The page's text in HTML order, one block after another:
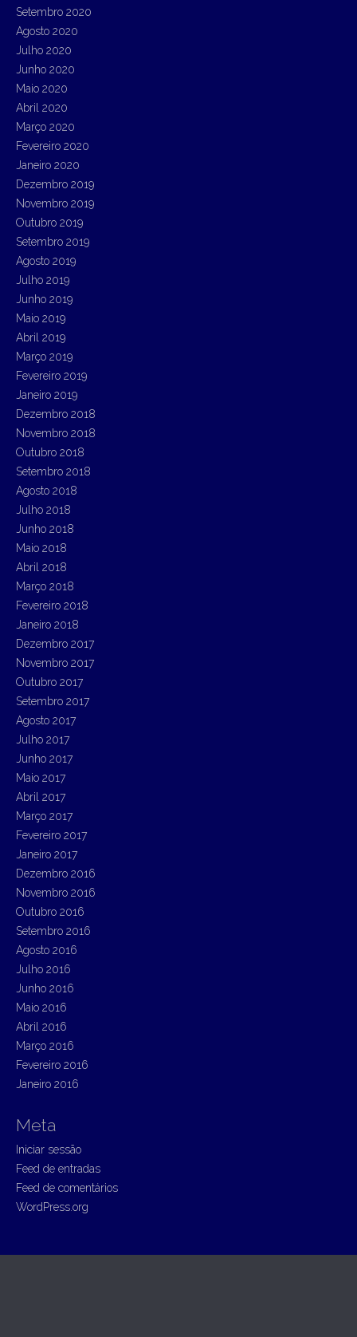
Setembro 2020
Agosto 2020
Julho 2020
Junho 2020
Maio 2020
Abril 2020
Março 2020
Fevereiro 2020
Janeiro 2020
Dezembro 2019
Novembro 2019
Outubro 2019
Setembro 2019
Agosto 2019
Julho 2019
Junho 2019
Maio 2019
Abril 2019
Março 2019
Fevereiro 2019
Janeiro 2019
Dezembro 2018
Novembro 2018
Outubro 2018
Setembro 2018
Agosto 2018
Julho 2018
Junho 2018
Maio 2018
Abril 2018
Março 2018
Fevereiro 2018
Janeiro 2018
Dezembro 2017
Novembro 2017
Outubro 2017
Setembro 2017
Agosto 2017
Julho 2017
Junho 2017
Maio 2017
Abril 2017
Março 2017
Fevereiro 2017
Janeiro 2017
Dezembro 2016
Novembro 2016
Outubro 2016
Setembro 2016
Agosto 2016
Julho 2016
Junho 2016
Maio 2016
Abril 2016
Março 2016
Fevereiro 2016
Janeiro 2016
Meta
Iniciar sessão
Feed de entradas
Feed de comentários
WordPress.org